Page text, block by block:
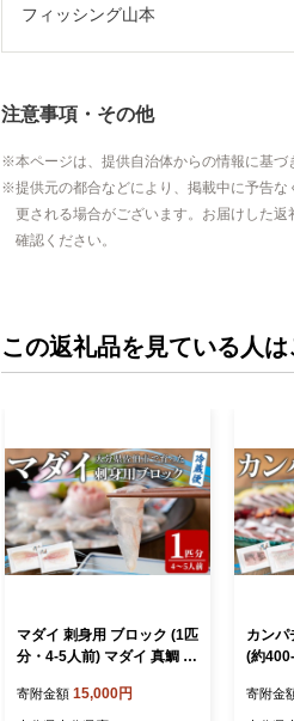
フィッシング山本
注意事項・その他
本ページは、提供自治体からの情報に基づ
提供元の都合などにより、掲載中に予告
更される場合がございます。お届けした
確認ください。
この返礼品を見ている人
マダイ 刺身用 ブロック (1匹
分・4-5人前) マダイ 真鯛 鮮
し身 【opba004】【海べ】
寄附金額 15,000円
カンパ
(約
海鮮 鮮
寄附金